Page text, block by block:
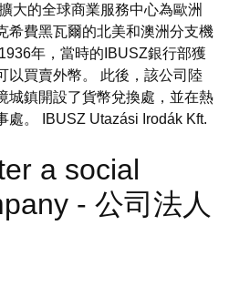
大的全球商業服務中心為歐洲
希費黑瓦爾的北美和澳洲分支機
年，當時的IBUSZ銀行部獲
以買賣外幣。 此後，該公司陸
城鎮開設了貨幣兌換處，並在熱
處。 IBUSZ Utazási Irodák Kft.
a social
- 公司法人